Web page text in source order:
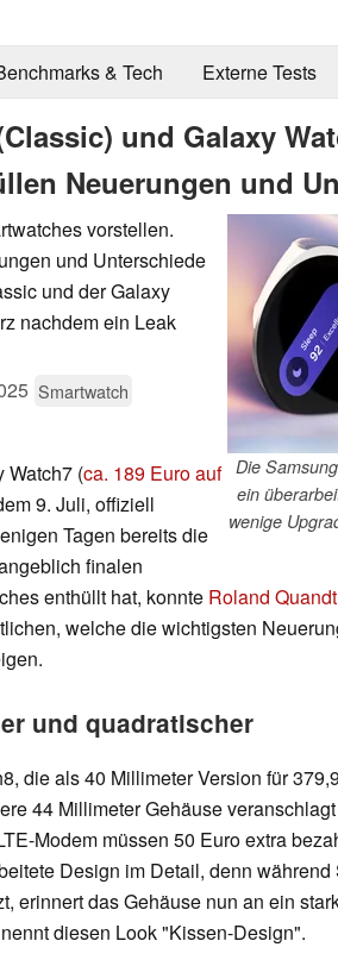
& Tech Externe Tests
und Galaxy
Neuerungen und
Die
ein
wenige
vorstellen.
und Unterschiede
und der Galaxy
nachdem ein Leak
Smartwatch
Watch7 (ca. 189 Euro auf
9. Juli, offiziell
Tagen bereits die
finalen
enthüllt hat, konnte Roland Quandt
welche die wichtigsten
und quadratischer
die als 40 Millimeter Version für
44 Millimeter Gehäuse
Modem müssen 50 Euro extra
Design im Detail, denn während
erinnert das Gehäuse nun an ein
diesen Look "Kissen-Design".